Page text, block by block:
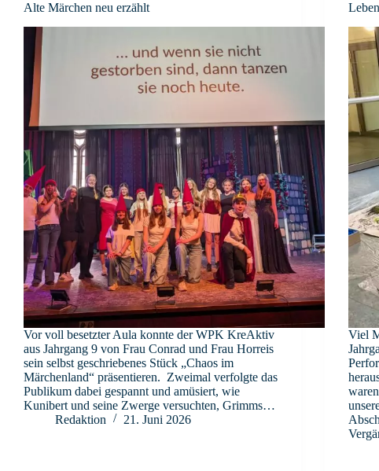
Alte Märchen neu erzählt
Vor voll besetzter Aula konnte der WPK KreAktiv
aus Jahrgang 9 von Frau Conrad und Frau Horreis
sein selbst geschriebenes Stück „Chaos im
Märchenland“ präsentieren. Zweimal verfolgte das
Publikum dabei gespannt und amüsiert, wie
Kunibert und seine Zwerge versuchten, Grimms…
Redaktion
21. Juni 2026
Viel